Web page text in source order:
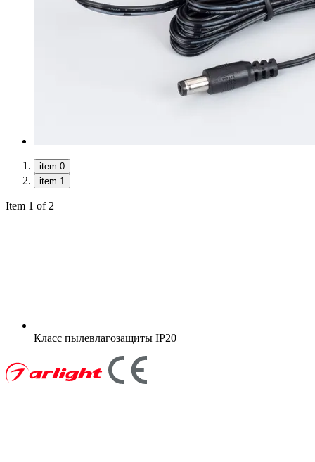
item 0
item 1
Item 1 of 2
Класс пылевлагозащиты IP20